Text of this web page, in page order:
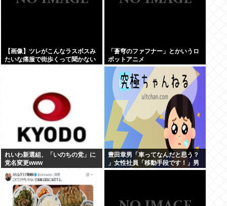
【画像】ツレがこんなラスボスみ
たいな痛服で街歩くって聞かない
「蒼穹のファフナー」とかいうロ
ボットアニメ
れいわ新選組、「いのちの党」に
党名変更www
豊田章男「車ってなんだと思う？
」女性社員「移動手段です！」男
性社員「…w」